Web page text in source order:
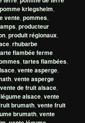
pomme kriegsheim,
vente,pommes,
,producteur
,produit régionaux,
,rhubarbe
flambée ferme
,tartes flambées,
,vente asperge,
,vente asperge
vente de fruit alsace,
alsace,vente
brumath,vente fruit
brumath,vente